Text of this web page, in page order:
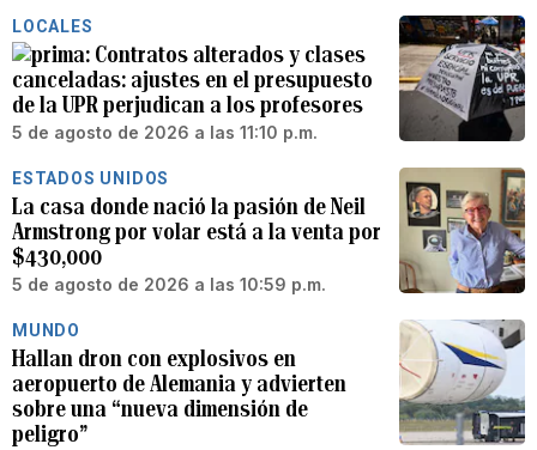
LOCALES
Contratos alterados y clases
canceladas: ajustes en el presupuesto
de la UPR perjudican a los profesores
5 de agosto de 2026 a las 11:10 p.m.
ESTADOS UNIDOS
La casa donde nació la pasión de Neil
Armstrong por volar está a la venta por
$430,000
5 de agosto de 2026 a las 10:59 p.m.
MUNDO
Hallan dron con explosivos en
aeropuerto de Alemania y advierten
sobre una “nueva dimensión de
peligro”